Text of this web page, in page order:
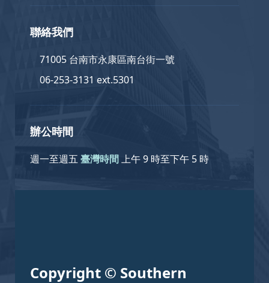
聯絡我們
71005 台南市永康區南台街一號
06-253-3131 ext.5301
辦公時間
週一至週五 臺灣時間上午 9 時至下午 5 時
Copyright © Southern